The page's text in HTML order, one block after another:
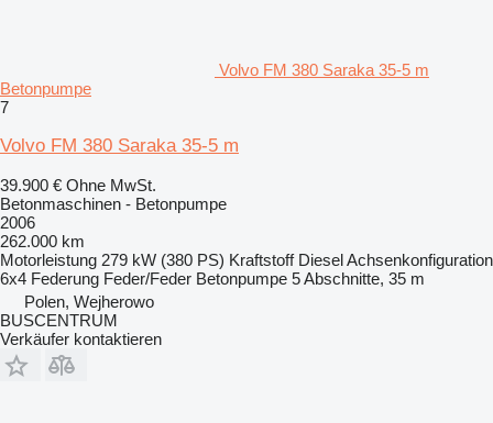
Volvo FM 380 Saraka 35-5 m
Betonpumpe
7
Volvo FM 380 Saraka 35-5 m
39.900 € Ohne MwSt.
Betonmaschinen - Betonpumpe
2006
262.000 km
Motorleistung 279 kW (380 PS) Kraftstoff DieselAchsenkonfiguration
6x4 Federung Feder/Feder Betonpumpe 5 Abschnitte, 35 m
Polen, Wejherowo
BUSCENTRUM
Verkäufer kontaktieren